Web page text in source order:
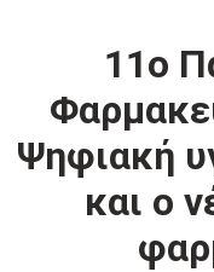
11ο
Ψηφιακή
και ο